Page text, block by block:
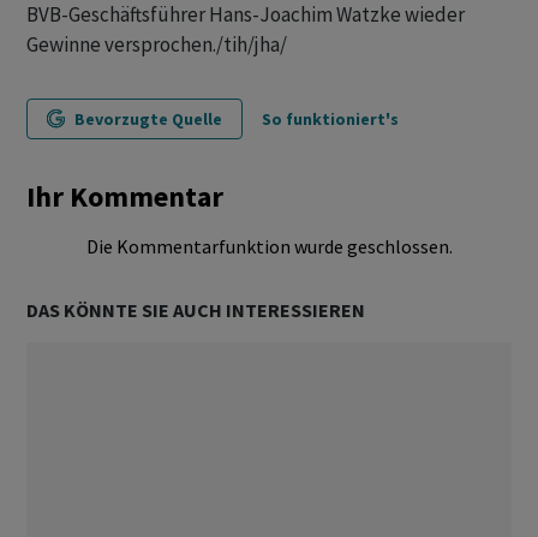
BVB-Geschäftsführer Hans-Joachim Watzke wieder
Gewinne versprochen./tih/jha/
Bevorzugte Quelle So funktioniert's
Ihr Kommentar
Die Kommentarfunktion wurde geschlossen.
DAS KÖNNTE SIE AUCH INTERESSIEREN